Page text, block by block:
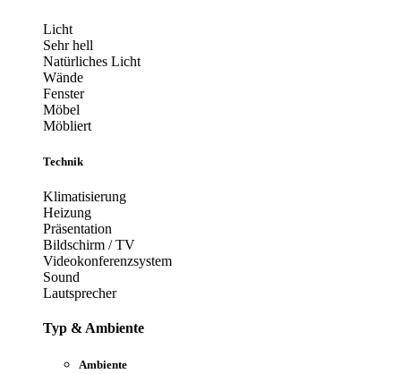
Licht
Sehr hell
Natürliches Licht
Wände
Fenster
Möbel
Möbliert
Technik
Klimatisierung
Heizung
Präsentation
Bildschirm / TV
Videokonferenzsystem
Sound
Lautsprecher
Typ & Ambiente
Ambiente